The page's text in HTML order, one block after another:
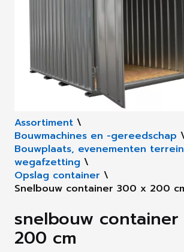
Assortiment \
Bouwmachines en -gereedschap \
Bouwplaats, evenementen
wegafzetting \
Opslag container \
Snelbouw container 300 x 200
snelbouw
200 cm